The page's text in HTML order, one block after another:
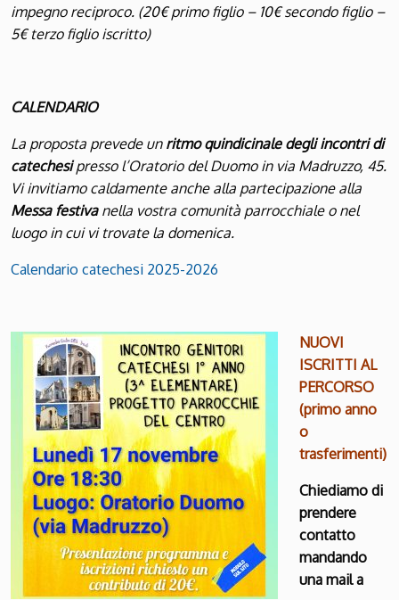
impegno reciproco. (20€ primo figlio – 10€ secondo figlio –
5€ terzo figlio iscritto)
CALENDARIO
La proposta prevede un ritmo quindicinale degli incontri di
catechesipresso l’Oratorio del Duomo in via Madruzzo, 45.
Vi invitiamo caldamente anche alla partecipazione alla
Messa festivanella vostra comunità parrocchiale o nel
luogo in cui vi trovate la domenica.
Calendario catechesi 2025-2026
NUOVI
ISCRITTI AL
PERCORSO
(primo anno
o
trasferimenti)
Chiediamo di
prendere
contatto
mandando
una mail a